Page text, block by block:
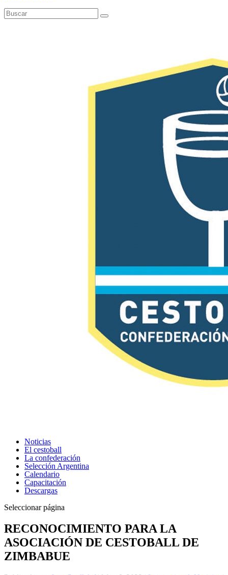
Noticias
El cestoball
La confederación
Selección Argentina
Calendario
Capacitación
Descargas
Seleccionar página
RECONOCIMIENTO PARA LA
ASOCIACIÓN DE CESTOBALL DE
ZIMBABUE